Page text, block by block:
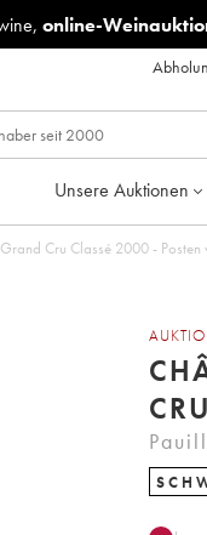
online-
Unsere Auktionen
Cru Classé 2000 - Posten